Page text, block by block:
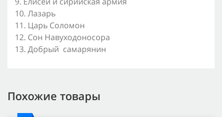
10. Лазарь
11. Царь Соломон
12. Сон Навуходоносора
13. Добрый самарянин
Похожие товары